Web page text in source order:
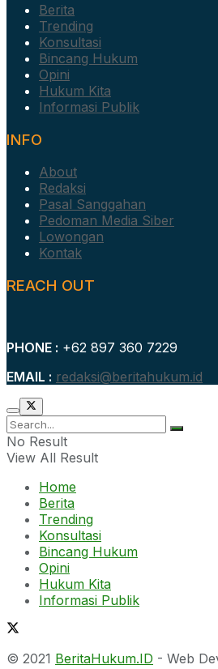
Berita
Trending
Konsultasi
Bincang Hukum
Opini
Hukum Kita
Informasi Publik
INFO
About
Redaksi
Pasal Sanggahan
Pedoman Media Siber
Lowongan
Kontak
REACH OUT
PHONE : +62 897 360 7229
EMAIL : redaksi@beritahukum.id
No Result
View All Result
Home
Berita
Trending
Konsultasi
Bincang Hukum
Opini
Hukum Kita
Informasi Publik
© 2021 BeritaHukum.ID - Web